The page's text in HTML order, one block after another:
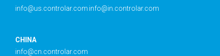
info@us.controlar.com info@in.controlar.com
CHINA
info@cn.controlar.com